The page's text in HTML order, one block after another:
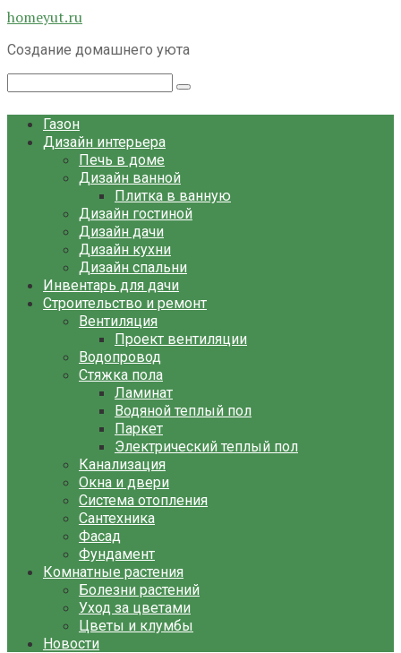
Перейти
контенту
homeyut.ru
Создание домашнего уюта
Газон
Дизайн интерьера
Печь в доме
Дизайн ванной
Плитка в ванную
Дизайн гостиной
Дизайн дачи
Дизайн кухни
Дизайн спальни
Инвентарь для дачи
Строительство и ремонт
Вентиляция
Проект вентиляции
Водопровод
Стяжка пола
Ламинат
Водяной теплый пол
Паркет
Электрический теплый пол
Канализация
Окна и двери
Система отопления
Сантехника
Фасад
Фундамент
Комнатные растения
Болезни растений
Уход за цветами
Цветы и клумбы
Новости